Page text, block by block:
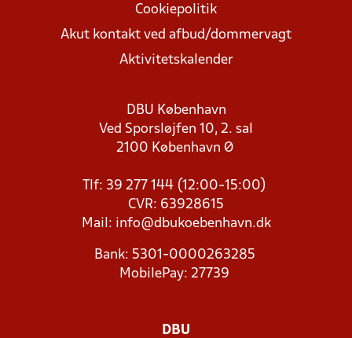
Cookiepolitik
Akut kontakt ved afbud/dommervagt
Aktivitetskalender
DBU København
Ved Sporsløjfen 10, 2. sal
2100 København Ø
Tlf: 39 277 144 (12:00-15:00)
CVR: 63928615
Mail: info@dbukoebenhavn.dk
Bank: 5301-0000263285
MobilePay: 27739
DBU